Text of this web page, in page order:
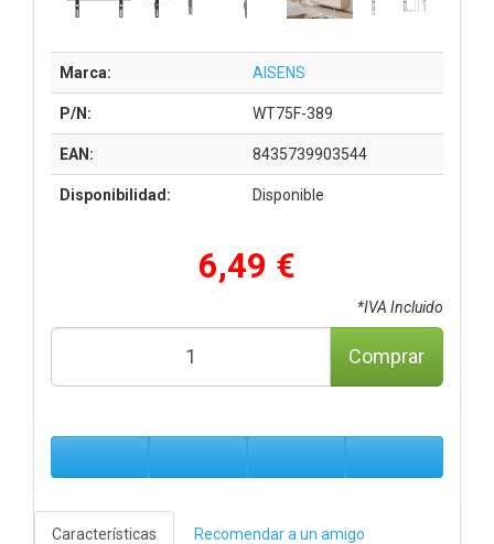
Marca: AISENS
P/N: WT75F-389
EAN: 8435739903544
Disponibilidad: Disponible
6,49 €
*IVA Incluido
Comprar
Características Recomendar a un amigo